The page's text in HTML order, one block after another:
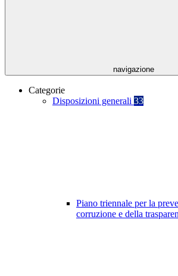
navigazione
Categorie
Disposizioni generali 33
Piano triennale per la
corruzione e della